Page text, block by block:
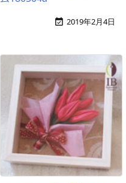
 2019年2月4日